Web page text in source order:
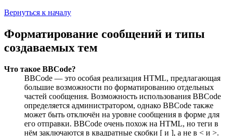
Вернуться к началу
Форматирование сообщений и типы
создаваемых тем
Что такое BBCode?
BBCode — это особая реализация HTML, предлагающая
большие возможности по форматированию отдельных
частей сообщения. Возможность использования BBCode
определяется администратором, однако BBCode также
может быть отключён на уровне сообщения в форме для
его отправки. BBCode очень похож на HTML, но теги в
нём заключаются в квадратные скобки [ и ], а не в < и >.